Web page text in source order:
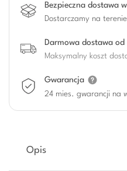
Bezpieczna dostawa
Dostarczamy na terenie
Darmowa dostawa od
Maksymalny koszt
Gwarancja
24 mies. gwarancji na
Opis